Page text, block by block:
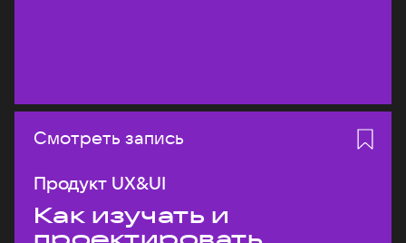
Смотреть запись
Продукт UX&UI
Как изучать и